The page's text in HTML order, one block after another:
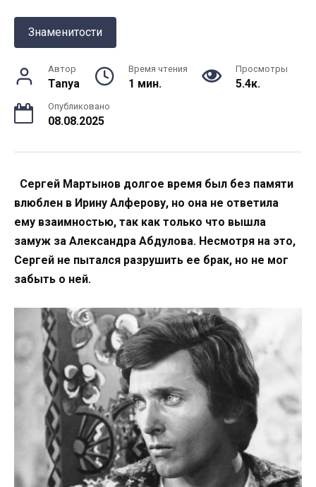
Знаменитости
Автор
Tanya
Время чтения
1 мин.
Просмотры
5.4к.
Опубликовано
08.08.2025
Сергей Мартынов долгое время был без памяти
влюблен в Ирину Алферову, но она не ответила
ему взаимностью, так как только что вышла
замуж за Александра Абдулова. Несмотря на это,
Сергей не пытался разрушить ее брак, но не мог
забыть о ней.